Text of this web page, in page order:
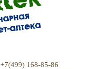
+7(499) 168-85-86